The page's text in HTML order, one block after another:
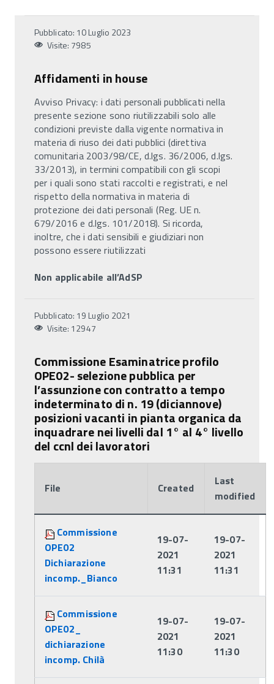
Pubblicato: 10 Luglio 2023
Visite: 7985
Affidamenti in house
Avviso Privacy: i dati personali pubblicati nella
presente sezione sono riutilizzabili solo alle
condizioni previste dalla vigente normativa in
materia di riuso dei dati pubblici (direttiva
comunitaria 2003/98/CE, d.lgs. 36/2006, d.lgs.
33/2013), in termini compatibili con gli scopi
per i quali sono stati raccolti e registrati, e nel
rispetto della normativa in materia di
protezione dei dati personali (Reg. UE n.
679/2016 e d.lgs. 101/2018). Si ricorda,
inoltre, che i dati sensibili e giudiziari non
possono essere riutilizzati
Non applicabile all’AdSP
Pubblicato: 19 Luglio 2021
Visite: 12947
Commissione Esaminatrice profilo
OPE02- selezione pubblica per
l’assunzione con contratto a tempo
indeterminato di n. 19 (diciannove)
posizioni vacanti in pianta organica da
inquadrare nei livelli dal 1° al 4° livello
del ccnl dei lavoratori
Attachments:
File Created
Last
modified
Commissione
OPE02
Dichiarazione
incomp._Bianco
19-07-
2021
11:31
19-07-
2021
11:31
Commissione
OPE02_
dichiarazione
incomp. Chilà
19-07-
2021
11:30
19-07-
2021
11:30